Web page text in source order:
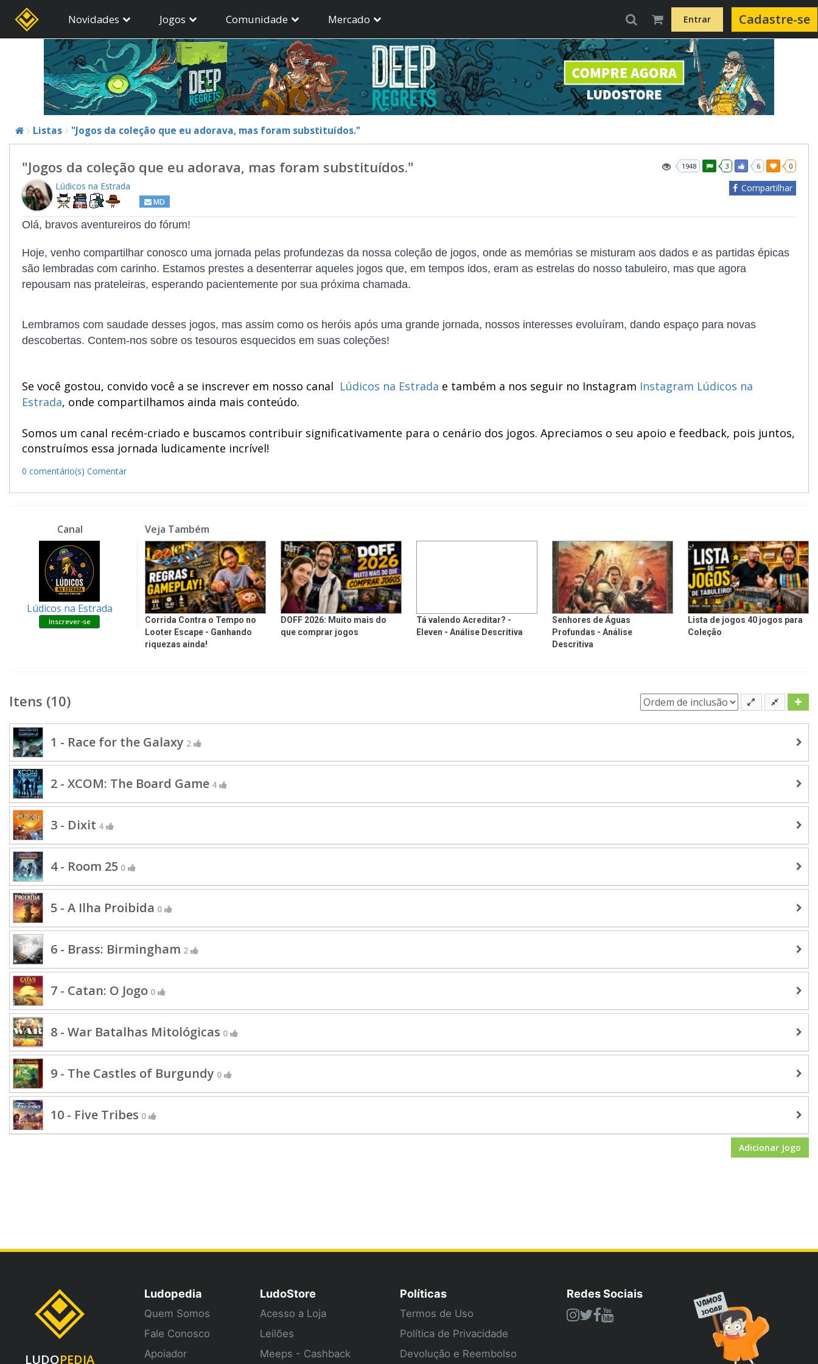
Novidades Jogos Comunidade Mercado Entrar Cadastre-se
Listas "Jogos da coleção que eu adorava, mas foram substituídos."
1948 3 6 0
Compartilhar
"Jogos da coleção que eu adorava, mas foram substituídos."
Lúdicos na Estrada
MD
Olá, bravos aventureiros do fórum!
Hoje, venho compartilhar conosco uma jornada pelas profundezas da nossa coleção de jogos, onde as memórias se misturam aos dados e as partidas épicas
são lembradas com carinho. Estamos prestes a desenterrar aqueles jogos que, em tempos idos, eram as estrelas do nosso tabuleiro, mas que agora
repousam nas prateleiras, esperando pacientemente por sua próxima chamada.
Lembramos com saudade desses jogos, mas assim como os heróis após uma grande jornada, nossos interesses evoluíram, dando espaço para novas
descobertas. Contem-nos sobre os tesouros esquecidos em suas coleções!
Se você gostou, convido você a se inscrever em nosso canal Lúdicos na Estrada e também a nos seguir no Instagram Instagram Lúdicos na
Estrada, onde compartilhamos ainda mais conteúdo.
Somos um canal recém-criado e buscamos contribuir significativamente para o cenário dos jogos. Apreciamos o seu apoio e feedback, pois juntos,
construímos essa jornada ludicamente incrível!
0 comentário(s) Comentar
Canal Veja Também
Lúdicos na Estrada
Corrida Contra o Tempo no
Looter Escape - Ganhando
riquezas ainda!
DOFF 2026: Muito mais do
que comprar jogos
Tá valendo Acreditar? -
Eleven - Análise Descritiva
Senhores de Águas
Profundas - Análise
Descritiva
Lista de jogos 40 jogos para
Coleção
Itens (10)
1 - Race for the Galaxy 2
2 - XCOM: The Board Game 4
3 - Dixit 4
4 - Room 25 0
5 - A Ilha Proibida 0
6 - Brass: Birmingham 2
7 - Catan: O Jogo 0
8 - War Batalhas Mitológicas 0
9 - The Castles of Burgundy 0
10 - Five Tribes 0
Adicionar Jogo
LUDOPEDIA
Ludopedia
Quem Somos
Fale Conosco
Apoiador
LudoStore
Acesso a Loja
Leilões
Meeps - Cashback
Políticas
Termos de Uso
Política de Privacidade
Devolução e Reembolso
Redes Sociais